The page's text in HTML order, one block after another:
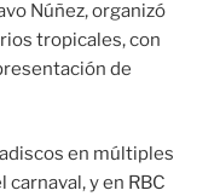
Núñez, organizó
tropicales, con
de
en múltiples
y en RBC